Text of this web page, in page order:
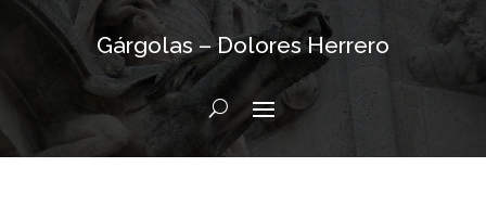
Gárgolas – Dolores Herrero